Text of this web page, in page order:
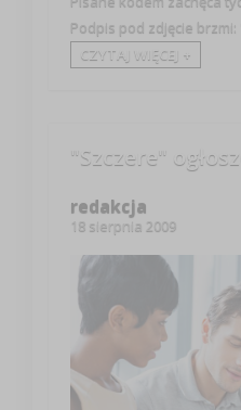
Podpis pod zdjęcie brzmi:
CZYTAJ WIĘCEJ +
"Szczere"
redakcja
18 sierpnia 2009